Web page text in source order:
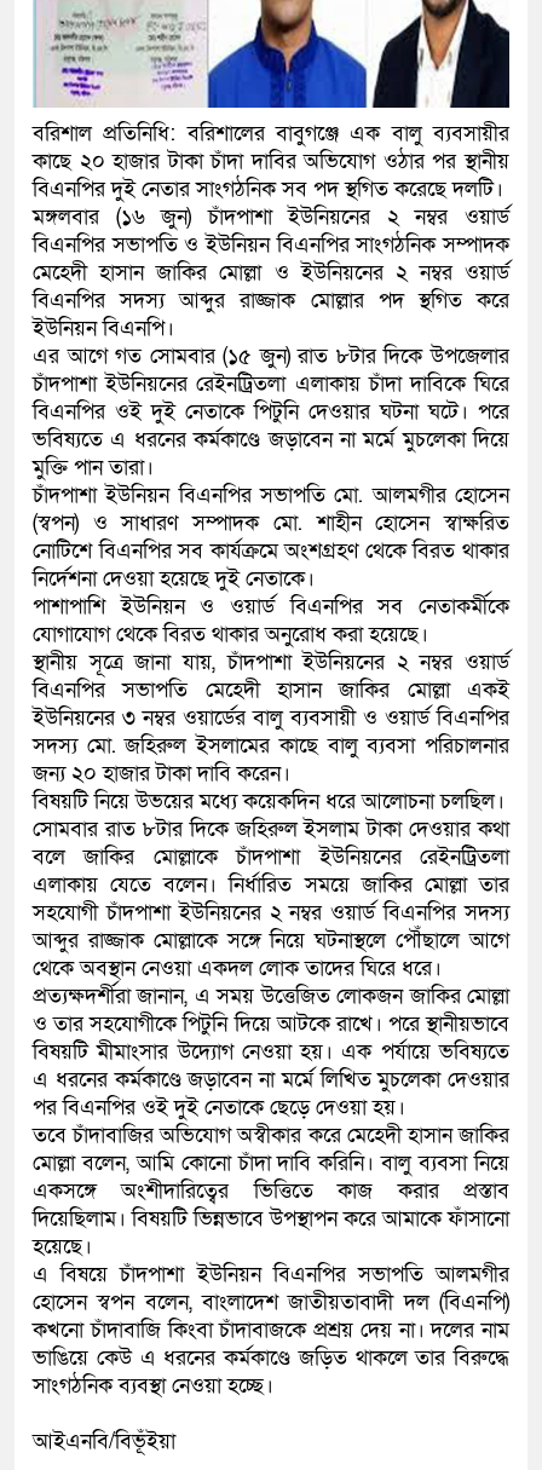
লতিফ সিদ্দিকী
বরিশাল প্রতিনিধি: বরিশালের বাবুগঞ্জে এক বালু ব্যবসায়ীর
কাছে ২০ হাজার টাকা চাঁদা দাবির অভিযোগ ওঠার পর স্থানীয়
বিএনপির দুই নেতার সাংগঠনিক সব পদ স্থগিত করেছে দলটি।
মঙ্গলবার (১৬ জুন) চাঁদপাশা ইউনিয়নের ২ নম্বর ওয়ার্ড
বিএনপির সভাপতি ও ইউনিয়ন বিএনপির সাংগঠনিক সম্পাদক
মেহেদী হাসান জাকির মোল্লা ও ইউনিয়নের ২ নম্বর ওয়ার্ড
বিএনপির সদস্য আব্দুর রাজ্জাক মোল্লার পদ স্থগিত করে
ইউনিয়ন বিএনপি।
এর আগে গত সোমবার (১৫ জুন) রাত ৮টার দিকে উপজেলার
চাঁদপাশা ইউনিয়নের রেইনট্রিতলা এলাকায় চাঁদা দাবিকে ঘিরে
বিএনপির ওই দুই নেতাকে পিটুনি দেওয়ার ঘটনা ঘটে। পরে
ভবিষ্যতে এ ধরনের কর্মকাণ্ডে জড়াবেন না মর্মে মুচলেকা দিয়ে
মুক্তি পান তারা।
চাঁদপাশা ইউনিয়ন বিএনপির সভাপতি মো. আলমগীর হোসেন
(স্বপন) ও সাধারণ সম্পাদক মো. শাহীন হোসেন স্বাক্ষরিত
নোটিশে বিএনপির সব কার্যক্রমে অংশগ্রহণ থেকে বিরত থাকার
নির্দেশনা দেওয়া হয়েছে দুই নেতাকে।
পাশাপাশি ইউনিয়ন ও ওয়ার্ড বিএনপির সব নেতাকর্মীকে
যোগাযোগ থেকে বিরত থাকার অনুরোধ করা হয়েছে।
স্থানীয় সূত্রে জানা যায়, চাঁদপাশা ইউনিয়নের ২ নম্বর ওয়ার্ড
বিএনপির সভাপতি মেহেদী হাসান জাকির মোল্লা একই
ইউনিয়নের ৩ নম্বর ওয়ার্ডের বালু ব্যবসায়ী ও ওয়ার্ড বিএনপির
সদস্য মো. জহিরুল ইসলামের কাছে বালু ব্যবসা পরিচালনার
জন্য ২০ হাজার টাকা দাবি করেন।
বিষয়টি নিয়ে উভয়ের মধ্যে কয়েকদিন ধরে আলোচনা চলছিল।
সোমবার রাত ৮টার দিকে জহিরুল ইসলাম টাকা দেওয়ার কথা
বলে জাকির মোল্লাকে চাঁদপাশা ইউনিয়নের রেইনট্রিতলা
এলাকায় যেতে বলেন। নির্ধারিত সময়ে জাকির মোল্লা তার
সহযোগী চাঁদপাশা ইউনিয়নের ২ নম্বর ওয়ার্ড বিএনপির সদস্য
আব্দুর রাজ্জাক মোল্লাকে সঙ্গে নিয়ে ঘটনাস্থলে পৌঁছালে আগে
থেকে অবস্থান নেওয়া একদল লোক তাদের ঘিরে ধরে।
প্রত্যক্ষদর্শীরা জানান, এ সময় উত্তেজিত লোকজন জাকির মোল্লা
ও তার সহযোগীকে পিটুনি দিয়ে আটকে রাখে। পরে স্থানীয়ভাবে
বিষয়টি মীমাংসার উদ্যোগ নেওয়া হয়। এক পর্যায়ে ভবিষ্যতে
এ ধরনের কর্মকাণ্ডে জড়াবেন না মর্মে লিখিত মুচলেকা দেওয়ার
পর বিএনপির ওই দুই নেতাকে ছেড়ে দেওয়া হয়।
তবে চাঁদাবাজির অভিযোগ অস্বীকার করে মেহেদী হাসান জাকির
মোল্লা বলেন, আমি কোনো চাঁদা দাবি করিনি। বালু ব্যবসা নিয়ে
একসঙ্গে অংশীদারিত্বের ভিত্তিতে কাজ করার প্রস্তাব
দিয়েছিলাম। বিষয়টি ভিন্নভাবে উপস্থাপন করে আমাকে ফাঁসানো
হয়েছে।
এ বিষয়ে চাঁদপাশা ইউনিয়ন বিএনপির সভাপতি আলমগীর
হোসেন স্বপন বলেন, বাংলাদেশ জাতীয়তাবাদী দল (বিএনপি)
কখনো চাঁদাবাজি কিংবা চাঁদাবাজকে প্রশ্রয় দেয় না। দলের নাম
ভাঙিয়ে কেউ এ ধরনের কর্মকাণ্ডে জড়িত থাকলে তার বিরুদ্ধে
সাংগঠনিক ব্যবস্থা নেওয়া হচ্ছে।
আইএনবি/বিভূঁইয়া